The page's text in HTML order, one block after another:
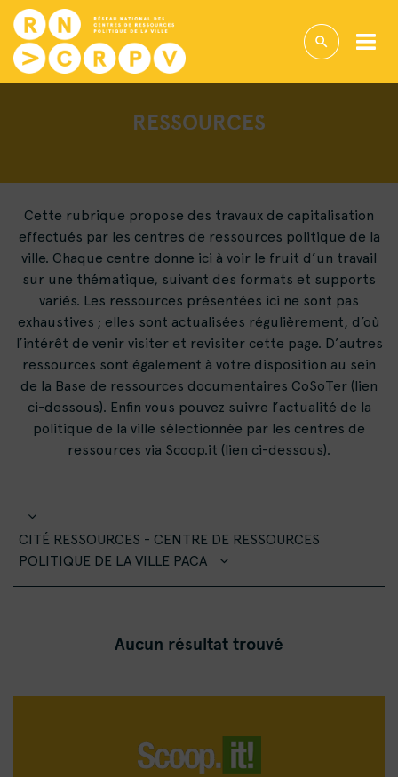
RESSOURCES
Cette rubrique propose des travaux de capitalisation
effectués par les centres de ressources politique de la
ville. Chaque centre donne ici à voir le fruit d’un travail
sur une thématique, suivant des formats et supports
variés. Les ressources présentées ici ne sont pas
exhaustives ; elles sont actualisées régulièrement, d’où
l’intérêt de venir visiter et revisiter cette page. D’autres
ressources sont également à votre disposition au sein
de la Base de ressources documentaires CoSoTer (lien
ci-dessous). Enfin vous pouvez suivre l’actualité de la
politique de la ville sélectionnée par les centres de
ressources via Scoop.it (lien ci-dessous).
CITÉ RESSOURCES - CENTRE DE RESSOURCES
POLITIQUE DE LA VILLE PACA
Aucun résultat trouvé